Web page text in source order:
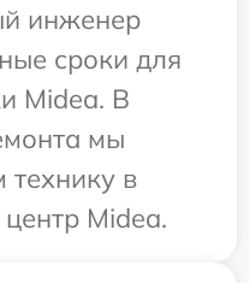
инженер
сроки для
Midea. В
мы
технику в
Midea.